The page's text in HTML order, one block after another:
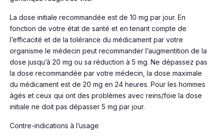
La dose initiale recommandée est de 10 mg par jour. En
fonction de votre état de santé et en tenant compte de
l’efficacité et de la tolérance du médicament par votre
organisme le médecin peut recommander l’augmentition de la
dose jusqu’à 20 mg ou sa réduction à 5 mg. Ne dépassez pas
la dose recommandée par votre médecin, la dose maximale
du médicament est de 20 mg en 24 heures. Pour les hommes
âgés et ceux qui ont des problèmes avec reins/foie la dose
initiale ne doit pas dépasser 5 mg par jour.
Contre-indications à l’usage